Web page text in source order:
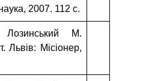
2007. 112 с.
М.
Львів: Місіонер,